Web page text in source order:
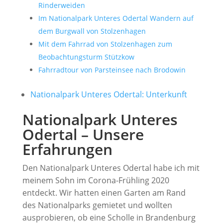
Rinderweiden
Im Nationalpark Unteres Odertal Wandern auf
dem Burgwall von Stolzenhagen
Mit dem Fahrrad von Stolzenhagen zum
Beobachtungsturm Stützkow
Fahrradtour von Parsteinsee nach Brodowin
Nationalpark Unteres Odertal: Unterkunft
Nationalpark Unteres
Odertal – Unsere
Erfahrungen
Den Nationalpark Unteres Odertal habe ich mit
meinem Sohn im Corona-Frühling 2020
entdeckt. Wir hatten einen Garten am Rand
des Nationalparks gemietet und wollten
ausprobieren, ob eine Scholle in Brandenburg